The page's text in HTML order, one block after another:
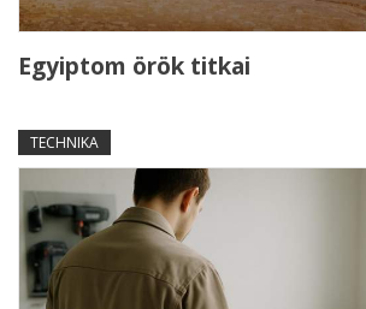
Egyiptom örök titkai
TECHNIKA